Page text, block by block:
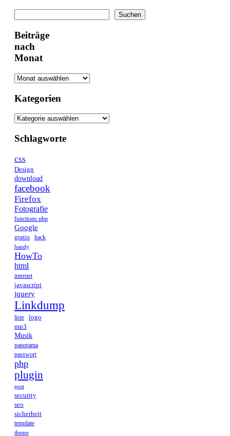
Suchen
Beiträge
nach
Monat
Kategorien
Schlagworte
css
Design
download
facebook
Firefox
Fotografie
functions.php
Google
gratis hack
handy
HowTo
html
internet
javascript
jquery
Linkdump
liste
logo
mp3
Musik
panorama
passwort
php
plugin
post
security
seo
sicherheit
template
theme